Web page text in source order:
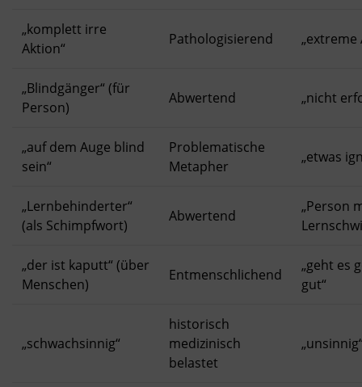
„komplett irre
Aktion“
Pathologisierend „extreme
„Blindgänger“ (für
Person)
Abwertend „nicht
„auf dem Auge blind
sein“
Problematische
Metapher
„etwas
„Lernbehinderter“
(als Schimpfwort)
Abwertend
„Person
„der ist kaputt“ (über
Menschen)
Entmenschlichend
„geht es
gut“
„schwachsinnig“
historisch
medizinisch
belastet